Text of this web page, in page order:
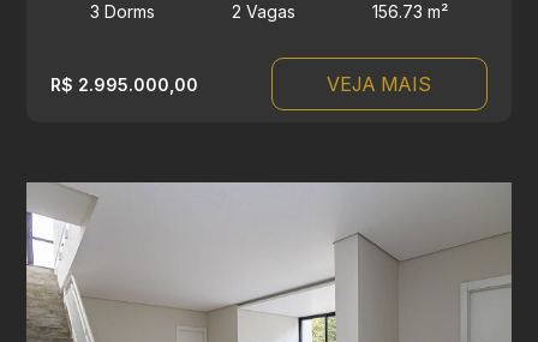
3 Dorms 2 Vagas 156.73 m²
R$ 2.995.000,00 VEJA MAIS